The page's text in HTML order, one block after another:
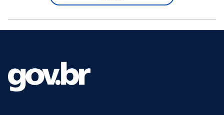
período de inscrições foi prorrogado,...